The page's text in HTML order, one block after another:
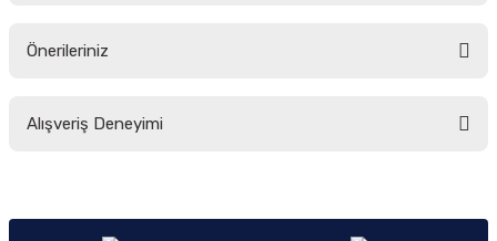
Önerileriniz
yetersiz gördüğünüz noktaları öneri formunu kullanarak tarafımıza
Alışveriş Deneyimi
Sitemize ilk yorumu siz yapın!